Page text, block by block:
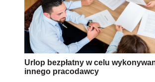
Urlop bezpłatny w celu
innego pracodawcy